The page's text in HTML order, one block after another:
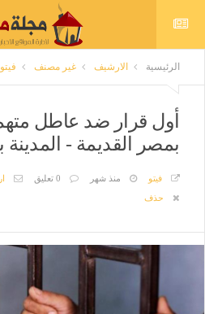
الرئيسية الارشيف غير مصنف فيتو
أول قرار ضد عاطل
بمصر القديمة -
فيتو منذ شهر 0 تعليق
حذف